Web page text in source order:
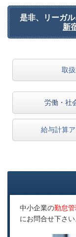
是非、リーガ
新
取
労働・社
給与計算
中小企業の勤怠
にお問合せ下さい